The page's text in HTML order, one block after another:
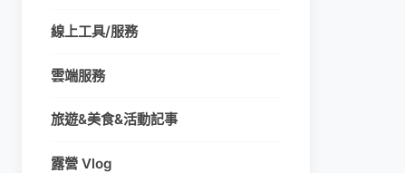
線上工具/服務
雲端服務
旅遊&美食&活動記事
露營 Vlog